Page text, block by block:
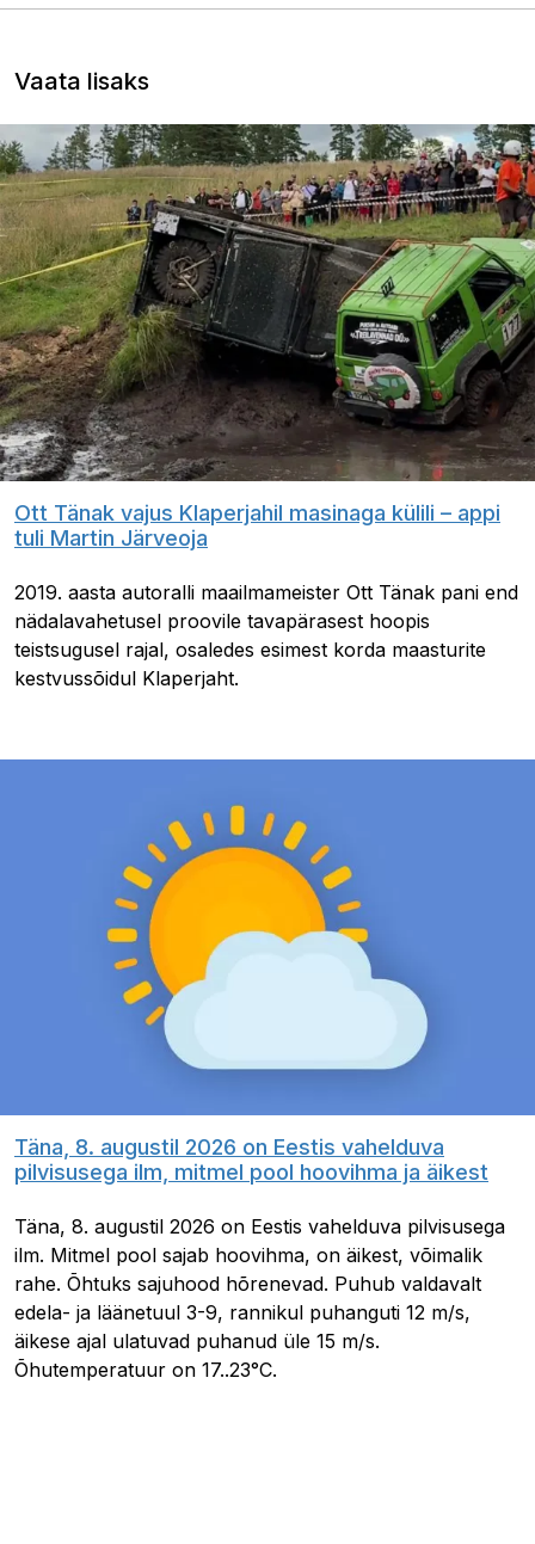
Vaata lisaks
Ott Tänak vajus Klaperjahil masinaga külili – appi
tuli Martin Järveoja
2019. aasta autoralli maailmameister Ott Tänak pani end
nädalavahetusel proovile tavapärasest hoopis
teistsugusel rajal, osaledes esimest korda maasturite
kestvussõidul Klaperjaht.
Täna, 8. augustil 2026 on Eestis vahelduva
pilvisusega ilm, mitmel pool hoovihma ja äikest
Täna, 8. augustil 2026 on Eestis vahelduva pilvisusega
ilm. Mitmel pool sajab hoovihma, on äikest, võimalik
rahe. Õhtuks sajuhood hõrenevad. Puhub valdavalt
edela- ja läänetuul 3-9, rannikul puhanguti 12 m/s,
äikese ajal ulatuvad puhanud üle 15 m/s.
Õhutemperatuur on 17..23°C.